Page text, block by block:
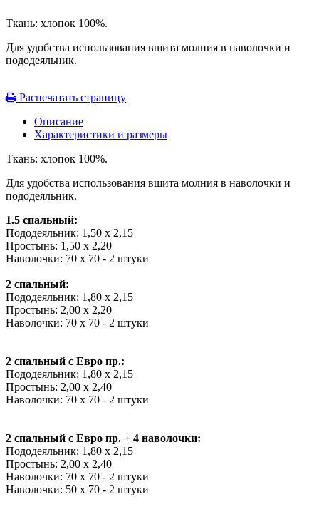
Ткань: хлопок 100%.
Для удобства использования вшита молния в наволочки и
пододеяльник.
Распечатать страницу
Описание
Характеристики и размеры
Ткань: хлопок 100%.
Для удобства использования вшита молния в наволочки и
пододеяльник.
1.5 спальный:
Пододеяльник: 1,50 х 2,15
Простынь: 1,50 х 2,20
Наволочки: 70 х 70 - 2 штуки
2 спальный:
Пододеяльник: 1,80 х 2,15
Простынь: 2,00 х 2,20
Наволочки: 70 х 70 - 2 штуки
2 спальный с Евро пр.:
Пододеяльник: 1,80 х 2,15
Простынь: 2,00 х 2,40
Наволочки: 70 х 70 - 2 штуки
2 спальный с Евро пр. + 4 наволочки:
Пододеяльник: 1,80 х 2,15
Простынь: 2,00 х 2,40
Наволочки: 70 х 70 - 2 штуки
Наволочки: 50 х 70 - 2 штуки